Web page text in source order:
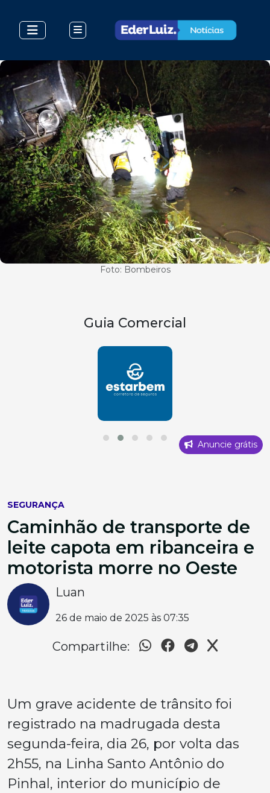
Foto: Bombeiros
Guia Comercial
Anuncie grátis
SEGURANÇA
Caminhão de transporte de
leite capota em ribanceira e
motorista morre no Oeste
Luan
26 de maio de 2025 às 07:35
Compartilhe:
Um grave acidente de trânsito foi
registrado na madrugada desta
segunda-feira, dia 26, por volta das
2h55, na Linha Santo Antônio do
Pinhal, interior do município de